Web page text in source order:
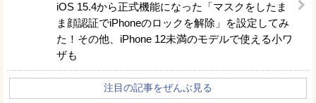
iOS 15.4から正式機能になった「マスクをしたま
ま顔認証でiPhoneのロックを解除」を設定してみ
た！その他、iPhone 12未満のモデルで使える小ワ
ザも
注目の記事をぜんぶ見る